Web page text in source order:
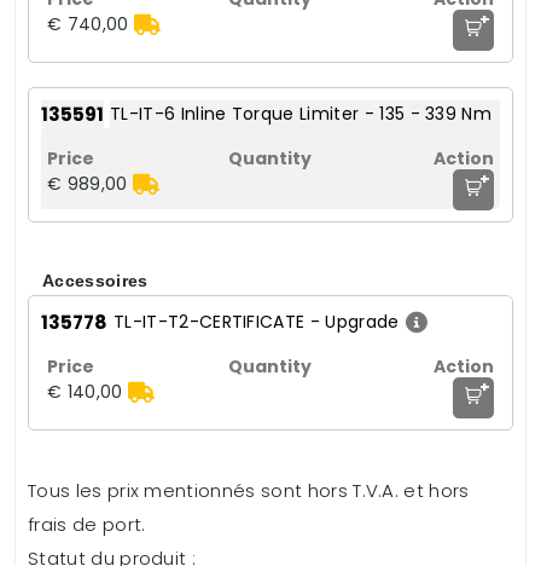
€ 740,00 +
135591 TL-IT-6 Inline Torque Limiter - 135 - 339 Nm
€ 989,00 +
Accessoires
135778 TL-IT-T2-CERTIFICATE - Upgrade
€ 140,00 +
Tous les prix mentionnés sont hors T.V.A. et hors
frais de port.
Statut du produit :